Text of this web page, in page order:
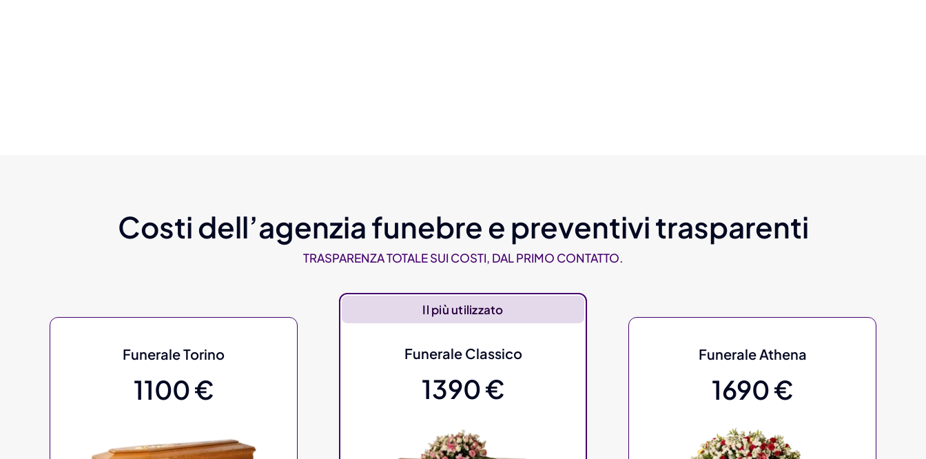
Costi dell’agenzia funebre e preventivi trasparenti
TRASPARENZA TOTALE SUI COSTI, DAL PRIMO CONTATTO.
Funerale Torino
1100 €
Il più utilizzato
Funerale Classico
1390 €
Funerale Athena
1690 €